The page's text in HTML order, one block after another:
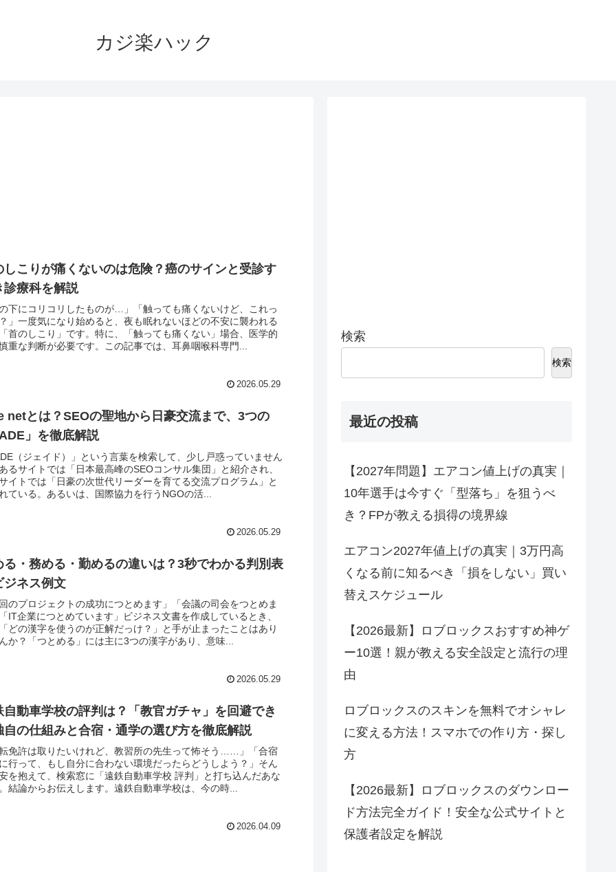
カジ楽ハック
しこりが痛くないのは危険？癌のサインと受診す
診療科を解説
の下にコリコリしたものが…」「触っても痛くないけど、これっ
」一度気になり始めると、夜も眠れないほどの不安に襲われる
首のしこり」です。特に、「触っても痛くない」場合、医学的
重な判断が必要です。この記事では、耳鼻咽喉科専門...
2026.05.29
netとは？SEOの聖地から日豪交流まで、3つの
」を徹底解説
（ジェイド）」という言葉を検索して、少し戸惑っていません
るサイトでは「日本最高峰のSEOコンサル集団」と紹介され、
イトでは「日豪の次世代リーダーを育てる交流プログラム」と
ている。あるいは、国際協力を行うNGOの活...
2026.05.29
る・務める・勤めるの違いは？3秒でわかる判別表
ジネス例文
回のプロジェクトの成功につとめます」「会議の司会をつとめま
IT企業につとめています」ビジネス文書を作成しているとき、
どの漢字を使うのが正解だっけ？」と手が止まったことはあり
か？「つとめる」には主に3つの漢字があり、意味...
2026.05.29
自動車学校の評判は？「教官ガチャ」を回避でき
自の仕組みと合宿・通学の選び方を徹底解説
転免許は取りたいけれど、教習所の先生って怖そう……」「合宿
行って、もし自分に合わない環境だったらどうしよう？」そん
を抱えて、検索窓に「遠鉄自動車学校 評判」と打ち込んだあな
結論からお伝えします。遠鉄自動車学校は、今の時...
2026.04.09
検索
検索
最近の投稿
【2027年問題】エアコン値上げの真実｜
10年選手は今すぐ「型落ち」を狙うべ
き？FPが教える損得の境界線
エアコン2027年値上げの真実｜3万円高
くなる前に知るべき「損をしない」買い
替えスケジュール
【2026最新】ロブロックスおすすめ神ゲ
ー10選！親が教える安全設定と流行の理
由
ロブロックスのスキンを無料でオシャレ
に変える方法！スマホでの作り方・探し
方
【2026最新】ロブロックスのダウンロー
ド方法完全ガイド！安全な公式サイトと
保護者設定を解説